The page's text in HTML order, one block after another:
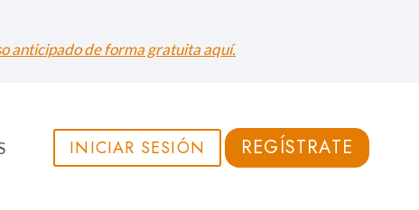
anticipado de forma gratuita aquí.
INICIAR SESIÓN REGÍSTRATE